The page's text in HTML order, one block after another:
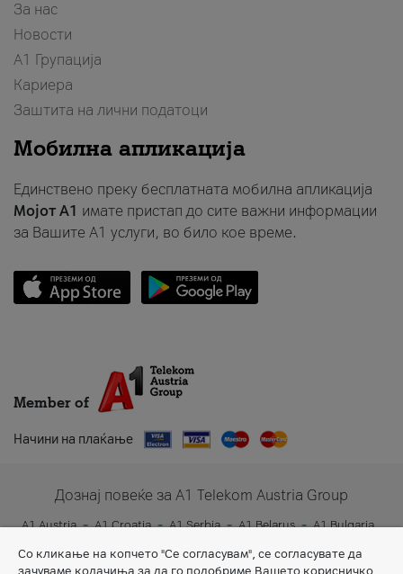
За нас
Новости
А1 Групација
Кариера
Заштита на лични податоци
Мобилна апликација
Единствено преку бесплатната мобилна апликација
Мојот A1 имате пристап до сите важни информации
за Вашите A1 услуги, во било кое време.
Member of
Начини на плаќање
Дознај повеќе за A1 Telekom Austria Group
A1 Austria A1 Croatia A1 Serbia A1 Belarus
A1 Bulgaria
Со кликање на копчето "Се согласувам", се согласувате да
зачуваме колачиња за да го подобриме Вашето корисничко